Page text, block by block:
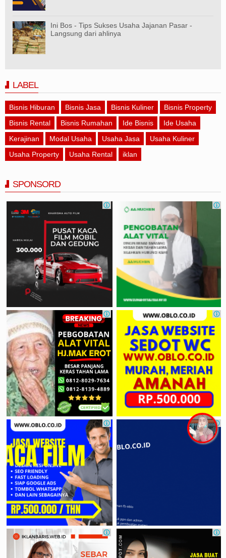
Ini Bos - Tips Sukses Usaha Jajanan Pasar -
Langsung dari ahlinya
LABEL
Bisnis Hiburan Bisnis Jasa Bisnis Kuliner
Bisnis Property
Bisnis Rental
Bisnis Rumahan Ide Bisnis
Ide Usaha
Kerajinan
Modal Usaha Usaha Jasa
Usaha Kuliner
Usaha Property
Usaha Rental iklan
SPONSORD